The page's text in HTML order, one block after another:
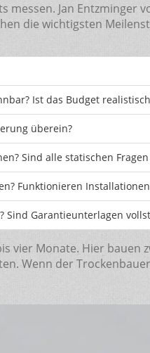
messen. Jan Entzminger
die wichtigsten
Ist das Budget
überein?
Sind alle statischen
Funktionieren
Sind Garantieunterlagen
vier Monate. Hier bauen
Wenn der